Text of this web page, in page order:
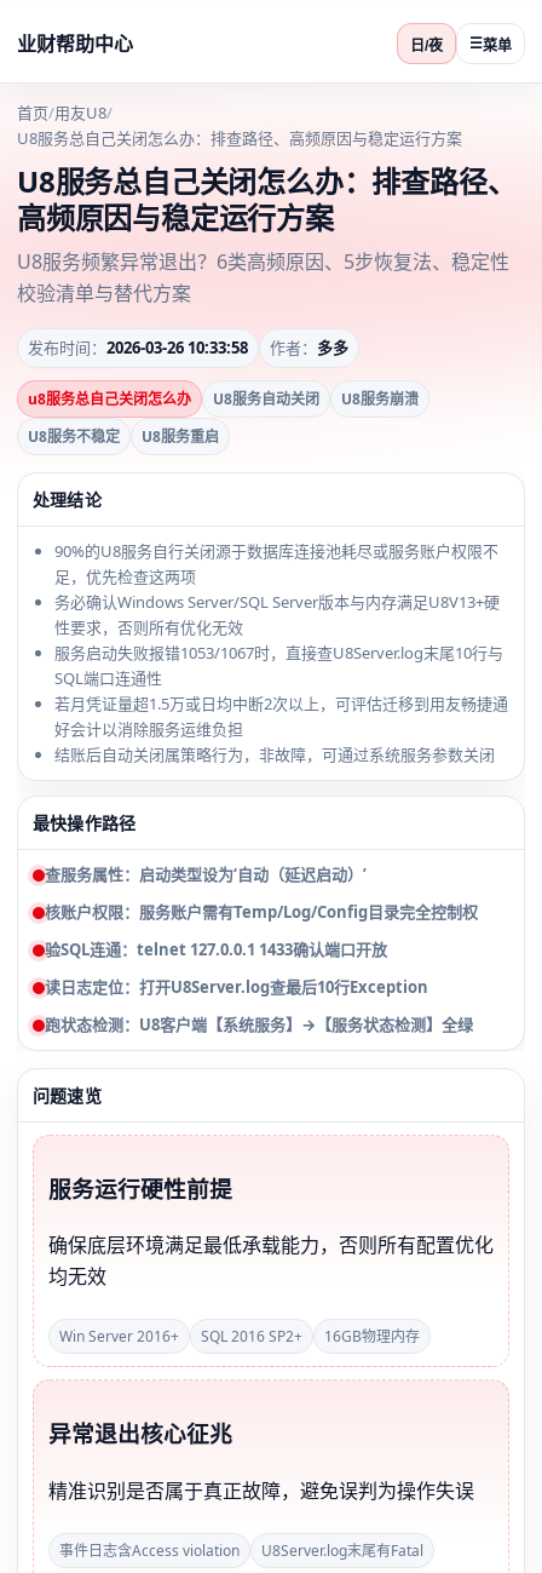
业财帮助中心 日/夜 ☰菜单
首页/用友U8/
U8服务总自己关闭怎么办：排查路径、高频原因与稳定运行方案
U8服务总自己关闭怎么办：排查路径、
高频原因与稳定运行方案
U8服务频繁异常退出？6类高频原因、5步恢复法、稳定性
校验清单与替代方案
发布时间： 2026-03-26 10:33:58 作者： 多多
u8服务总自己关闭怎么办 U8服务自动关闭
U8服务崩溃
U8服务不稳定
U8服务重启
处理结论
90%的U8服务自行关闭源于数据库连接池耗尽或服务账户权限不
足，优先检查这两项
务必确认Windows Server/SQL Server版本与内存满足U8V13+硬
性要求，否则所有优化无效
服务启动失败报错1053/1067时，直接查U8Server.log末尾10行与
SQL端口连通性
若月凭证量超1.5万或日均中断2次以上，可评估迁移到用友畅捷通
好会计以消除服务运维负担
结账后自动关闭属策略行为，非故障，可通过系统服务参数关闭
最快操作路径
查服务属性：启动类型设为‘自动（延迟启动）’
核账户权限：服务账户需有Temp/Log/Config目录完全控制权
验SQL连通：telnet 127.0.0.1 1433确认端口开放
读日志定位：打开U8Server.log查最后10行Exception
跑状态检测：U8客户端【系统服务】→【服务状态检测】全绿
问题速览
服务运行硬性前提
确保底层环境满足最低承载能力，否则所有配置优化
均无效
Win Server 2016+ SQL 2016 SP2+ 16GB物理内存
异常退出核心征兆
精准识别是否属于真正故障，避免误判为操作失误
事件日志含Access violation U8Server.log末尾有Fatal